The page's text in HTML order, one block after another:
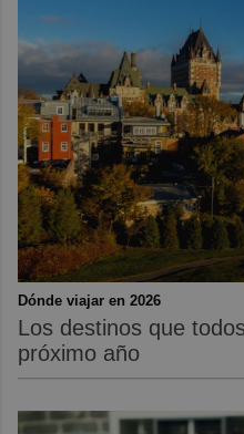
Dónde viajar en 2026
Los destinos que
próximo año